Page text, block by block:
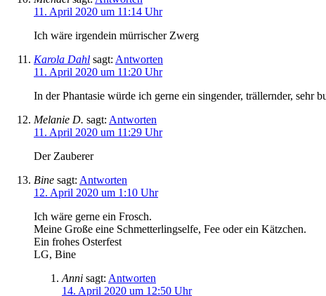
11. April 2020 um 11:14 Uhr
Ich wäre irgendein mürrischer Zwerg
Karola Dahl sagt: Antworten
11. April 2020 um 11:20 Uhr
In der Phantasie würde ich gerne ein singender, trällernder,
Melanie D. sagt: Antworten
11. April 2020 um 11:29 Uhr
Der Zauberer
Bine sagt: Antworten
12. April 2020 um 1:10 Uhr
Ich wäre gerne ein Frosch.
Meine Große eine Schmetterlingselfe, Fee oder ein Kätzchen.
Ein frohes Osterfest
LG, Bine
Anni sagt: Antworten
14. April 2020 um 12:50 Uhr